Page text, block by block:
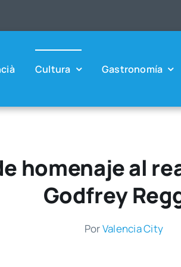
Cul­tu­ra Gas­tro­no­mía
homenaje al
Godfrey
PorValen­cia City